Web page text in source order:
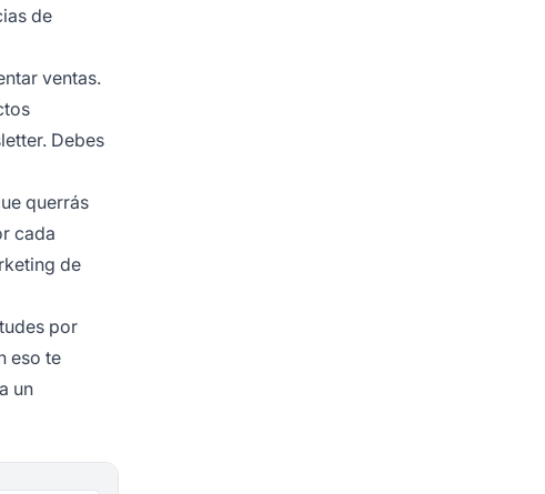
de
ventas.
Debes
querrás
cada
de
por
eso te
un